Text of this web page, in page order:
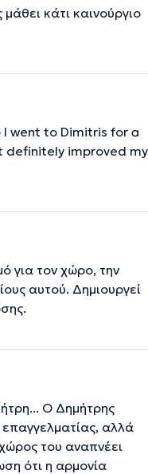
κάτι καινούργιο
I went to Dimitris for a
definitely improved my
για τον χώρο, την
αυτού. Δημιουργεί
Ο Δημήτρης
επαγγελματίας, αλλά
του αναπνέει
ότι η αρμονία